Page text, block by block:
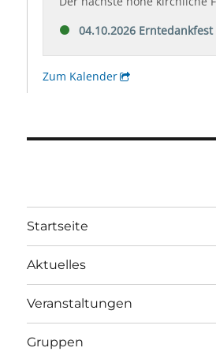
Startseite
Aktuelles
Veranstaltungen
Gruppen